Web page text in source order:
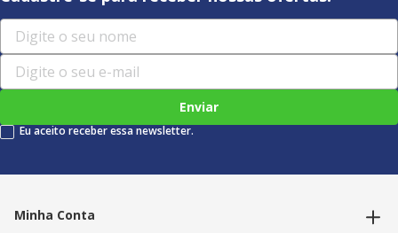
Enviar
Eu aceito receber essa newsletter.
Minha Conta